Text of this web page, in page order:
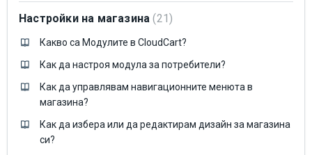
Настройки на магазина 21
Какво са Модулите в CloudCart?
Как да настроя модула за потребители?
Как да управлявам навигационните менюта в
магазина?
Как да избера или да редактирам дизайн за магазина
си?